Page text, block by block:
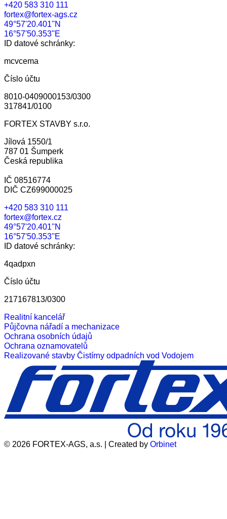
+420 583 310 111
fortex@fortex-ags.cz
49°57'20.401''N
16°57'50.353''E
ID datové schránky:
mcvcema
Číslo účtu
8010-0409000153/0300
317841/0100
FORTEX STAVBY s.r.o.
Jílová 1550/1
787 01 Šumperk
Česká republika
IČ 08516774
DIČ CZ699000025
+420 583 310 111
fortex@fortex.cz
49°57'20.401''N
16°57'50.353''E
ID datové schránky:
4qadpxn
Číslo účtu
217167813/0300
Realitní kancelář
Půjčovna nářadí a mechanizace
Ochrana osobních údajů
Ochrana oznamovatelů
Realizované stavby Čistírny odpadních vod Vodojem
© 2026 FORTEX-AGS, a.s. | Created by Orbinet